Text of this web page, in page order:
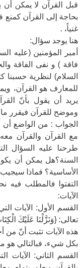
قبل القرآن لا يمكن
بحاجة إلى القرآن كمنع
غنياً، .
هنا يوجد سؤال:
أمير المؤمنين (عليه
فاقة ) و نفى الفاقة
السلام) لنظرية حسبنا
للمعارف هو القرآن،
يريد أن يقول بأنّ
وموضح للقرآن فيقرر
الجواب : من الواضع أن
مع القرآن والقرآن
طرحنا عليه السؤال
السنة؟هل يمكن أن
الأساسية؟ فماذا
التفتوا فالمطلب
الآيات:
القسم الأول: الآيات
تعالى: {وَنَزَّلْنَا عَلَيْكَ
هذه الآيات تثبت أنّ من
بكل شيء، فبالتالي هو
القسم الثاني: الآيات